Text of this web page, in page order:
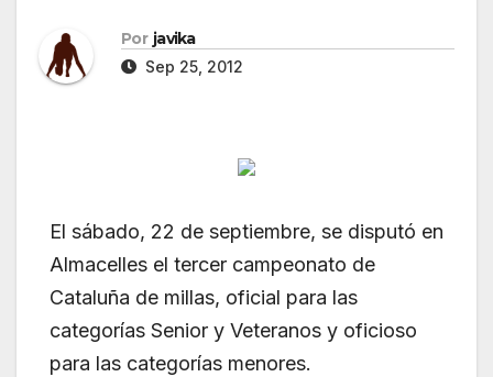
Por javika
Sep 25, 2012
El sábado, 22 de septiembre, se disputó en
Almacelles el tercer campeonato de
Cataluña de millas, oficial para las
categorías Senior y Veteranos y oficioso
para las categorías menores.